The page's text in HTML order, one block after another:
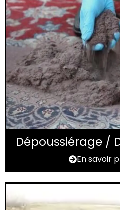
Dépoussiérage /
En savoir